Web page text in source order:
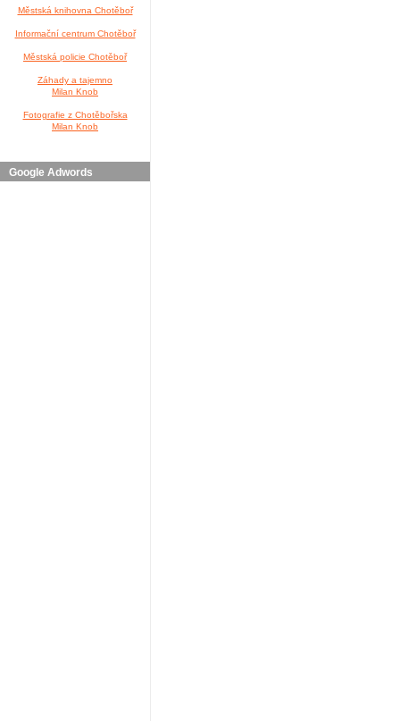
Městská knihovna Chotěboř
Informační centrum Chotěboř
Městská policie Chotěboř
Záhady a tajemno
Milan Knob
Fotografie z Chotěbořska
Milan Knob
Google Adwords